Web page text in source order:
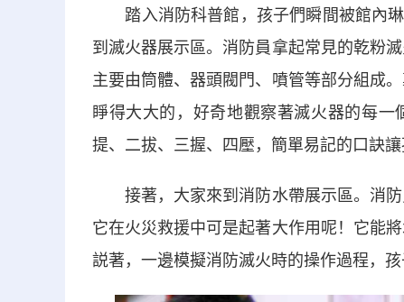
踏入消防科普館，孩子們瞬間被館內琳
到滅火器展示區。消防員拿起常見的乾粉
主要由筒體、器頭閥門、噴管等部分組成
睜得大大的，好奇地觀察著滅火器的每
提、二拔、三握、四壓，簡單易記的口訣讓
接著，大家來到消防水帶展示區。消防
它在火災救援中可是起著大作用呢！它能
説著，一邊模擬消防滅火時的操作過程，孩